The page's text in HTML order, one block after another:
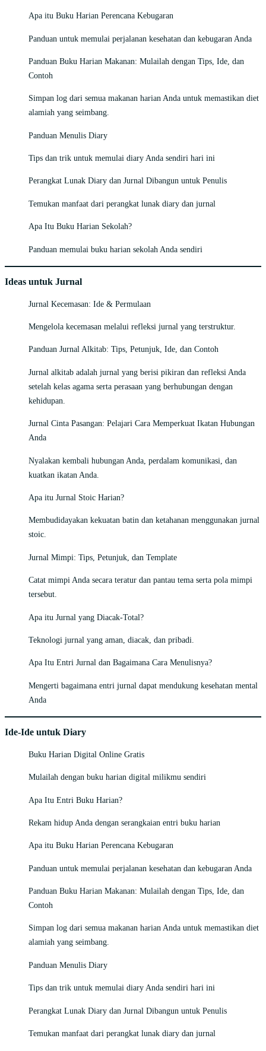
Apa itu Buku Harian Perencana Kebugaran
Panduan untuk memulai perjalanan kesehatan dan kebugaran Anda
Panduan Buku Harian Makanan: Mulailah dengan Tips, Ide, dan
Contoh
Simpan log dari semua makanan harian Anda untuk memastikan diet
alamiah yang seimbang.
Panduan Menulis Diary
Tips dan trik untuk memulai diary Anda sendiri hari ini
Perangkat Lunak Diary dan Jurnal Dibangun untuk Penulis
Temukan manfaat dari perangkat lunak diary dan jurnal
Apa Itu Buku Harian Sekolah?
Panduan memulai buku harian sekolah Anda sendiri
Ideas untuk Jurnal
Jurnal Kecemasan: Ide & Permulaan
Mengelola kecemasan melalui refleksi jurnal yang terstruktur.
Panduan Jurnal Alkitab: Tips, Petunjuk, Ide, dan Contoh
Jurnal alkitab adalah jurnal yang berisi pikiran dan refleksi Anda
setelah kelas agama serta perasaan yang berhubungan dengan
kehidupan.
Jurnal Cinta Pasangan: Pelajari Cara Memperkuat Ikatan Hubungan
Anda
Nyalakan kembali hubungan Anda, perdalam komunikasi, dan
kuatkan ikatan Anda.
Apa itu Jurnal Stoic Harian?
Membudidayakan kekuatan batin dan ketahanan menggunakan jurnal
stoic.
Jurnal Mimpi: Tips, Petunjuk, dan Template
Catat mimpi Anda secara teratur dan pantau tema serta pola mimpi
tersebut.
Apa itu Jurnal yang Diacak-Total?
Teknologi jurnal yang aman, diacak, dan pribadi.
Apa Itu Entri Jurnal dan Bagaimana Cara Menulisnya?
Mengerti bagaimana entri jurnal dapat mendukung kesehatan mental
Anda
Ide-Ide untuk Diary
Buku Harian Digital Online Gratis
Mulailah dengan buku harian digital milikmu sendiri
Apa Itu Entri Buku Harian?
Rekam hidup Anda dengan serangkaian entri buku harian
Apa itu Buku Harian Perencana Kebugaran
Panduan untuk memulai perjalanan kesehatan dan kebugaran Anda
Panduan Buku Harian Makanan: Mulailah dengan Tips, Ide, dan
Contoh
Simpan log dari semua makanan harian Anda untuk memastikan diet
alamiah yang seimbang.
Panduan Menulis Diary
Tips dan trik untuk memulai diary Anda sendiri hari ini
Perangkat Lunak Diary dan Jurnal Dibangun untuk Penulis
Temukan manfaat dari perangkat lunak diary dan jurnal